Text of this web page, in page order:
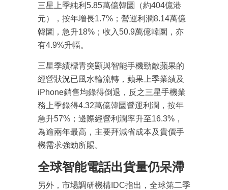
三星上季純利5.85萬億韓圜（約404億港
元），按年增長1.7%；營運利潤8.14萬億
韓圜，急升18%；收入50.9萬億韓圜，亦
有4.9%升幅。
三星季績標青突顯與智能手機勁敵蘋果的
經營狀況已風水輪流轉，蘋果上季業績及
iPhone銷售均錄得倒退，反之三星手機業
務上季錄得4.32萬億韓圜營運利潤，按年
急升57%；邊際經營利潤率升至16.3%，
為逾兩年最高，主要拜減省成本及貴價手
機需求強勁所賜。
全球智能電話出貨量仍呆滯
另外，市場調研機構IDC指出，全球第二季